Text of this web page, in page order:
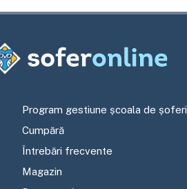
Program gestiune școala de șoferi
Cumpără
Întrebări frecvente
Magazin